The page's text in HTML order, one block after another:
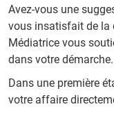
Avez-vous une
vous insatisfait de la
Médiatrice vous
dans votre démarche.
Dans une première
votre affaire